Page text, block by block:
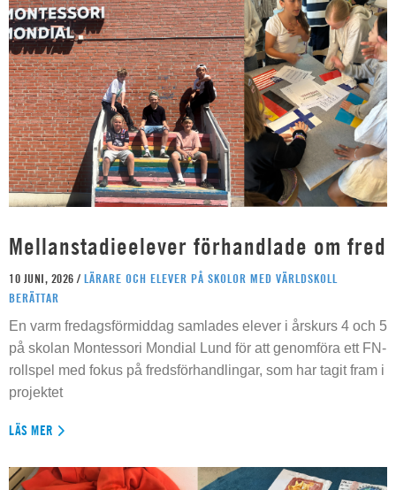
Mellanstadieelever förhandlade om fred
10 JUNI, 2026 / LÄRARE OCH ELEVER PÅ SKOLOR MED VÄRLDSKOLL
BERÄTTAR
En varm fredagsförmiddag samlades elever i årskurs 4 och 5
på skolan Montessori Mondial Lund för att genomföra ett FN-
rollspel med fokus på fredsförhandlingar, som har tagit fram i
projektet
LÄS MER